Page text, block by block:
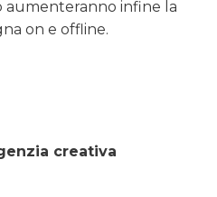
aumenteranno infine la
on e offline.
creativa